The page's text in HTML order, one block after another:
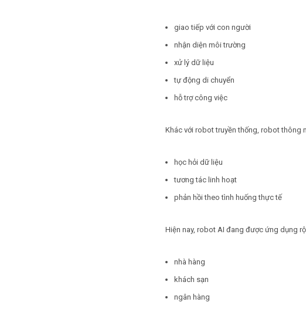
giao tiếp với con người
nhận diện môi trường
xử lý dữ liệu
tự động di chuyển
hỗ trợ công việc
Khác với robot truyền thống, robot thông
học hỏi dữ liệu
tương tác linh hoạt
phản hồi theo tình huống thực tế
Hiện nay, robot AI đang được ứng dụng
nhà hàng
khách sạn
ngân hàng